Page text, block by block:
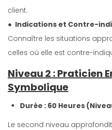
client.
● Indications et Contre-
Connaître les situations
celles où elle est contre-
Niveau 2 : Praticien
Symbolique
Durée : 60 Heures
Le second niveau